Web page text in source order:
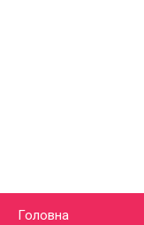
Головна